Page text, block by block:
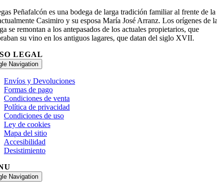
Peñafalcón es una bodega de larga tradición familiar al frente de
Casimiro y su esposa María José Arranz. Los orígenes de
se remontan a los antepasados de los actuales propietarios, que
su vino en los antiguos lagares, que datan del siglo XVII.
LEGAL
Navigation
Envíos y Devoluciones
Formas de pago
Condiciones de venta
Política de privacidad
Condiciones de uso
Ley de cookies
Mapa del sitio
Accesibilidad
Desistimiento
Navigation